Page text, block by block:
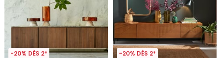
-20% DÈS 2* -20% DÈS 2*